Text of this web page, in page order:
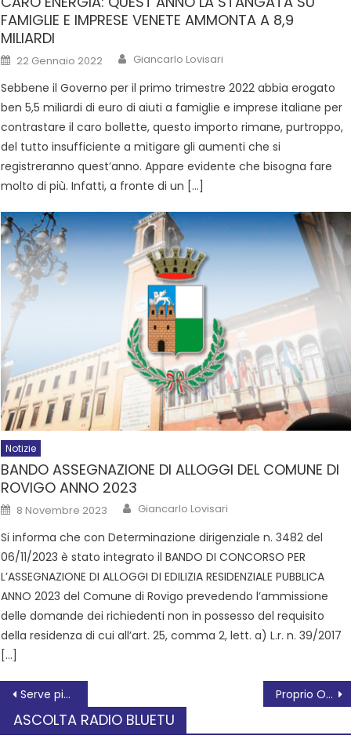
FAMIGLIE E IMPRESE VENETE AMMONTA A 8,9
MILIARDI
22 Gennaio 2022 Giancarlo Lovisari
Sebbene il Governo per il primo trimestre 2022 abbia erogato
ben 5,5 miliardi di euro di aiuti a famiglie e imprese italiane per
contrastare il caro bollette, questo importo rimane, purtroppo,
del tutto insufficiente a mitigare gli aumenti che si
registreranno quest’anno. Appare evidente che bisogna fare
molto di più. Infatti, a fronte di un […]
Notizie
BANDO ASSEGNAZIONE DI ALLOGGI DEL COMUNE DI
ROVIGO ANNO 2023
8 Novembre 2023 Giancarlo Lovisari
Si informa che con Determinazione dirigenziale n. 3482 del
06/11/2023 è stato integrato il BANDO DI CONCORSO PER
L’ASSEGNAZIONE DI ALLOGGI DI EDILIZIA RESIDENZIALE PUBBLICA
ANNO 2023 del Comune di Rovigo prevedendo l’ammissione
delle domande dei richiedenti non in possesso del requisito
della residenza di cui all’art. 25, comma 2, lett. a) L.r. n. 39/2017
[…]
Serve più attenzione per il Bene Comune e i cittadini Proprio Oggi 5 luglio
ASCOLTA RADIO BLUETU